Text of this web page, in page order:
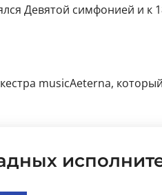
Девятой симфонией и
musicAeterna,